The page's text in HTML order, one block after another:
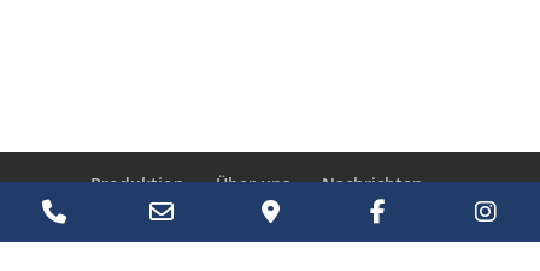
Produktion Über uns
Nachrichten
Products
search
Facebook